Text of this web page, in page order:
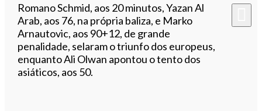
Romano Schmid, aos 20 minutos, Yazan Al
Arab, aos 76, na própria baliza, e Marko
Arnautovic, aos 90+12, de grande
penalidade, selaram o triunfo dos europeus,
enquanto Ali Olwan apontou o tento dos
asiáticos, aos 50.